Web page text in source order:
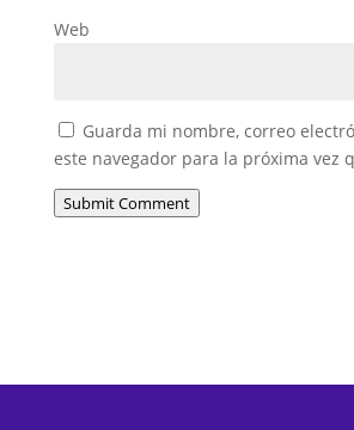
Web
Guarda mi nombre, correo
este navegador para la próxima vez
Submit Comment